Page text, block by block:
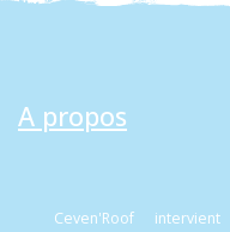
A propos
Ceven'Roof